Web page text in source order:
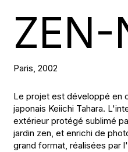
ZEN-
Paris, 2002
Le projet est développé en
japonais Keiichi Tahara.
extérieur protégé sublimé
jardin zen, et enrichi de
grand format, réalisées par